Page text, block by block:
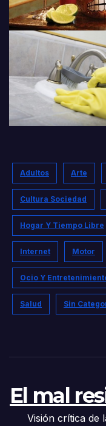
Adultos Arte
Cultura Sociedad
Hogar Y Tiempo Libre
Internet Motor
Ocio Y
Salud Sin
El mal
Visión crítica de